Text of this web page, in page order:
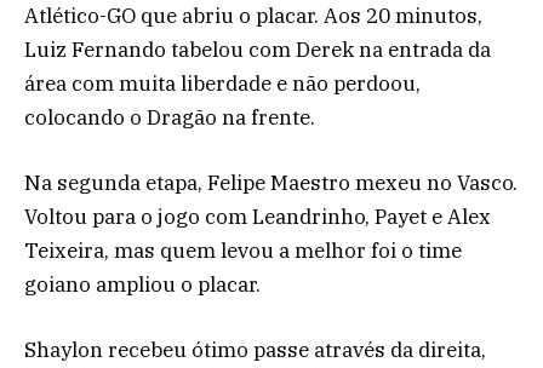
Atlético-GO que abriu o placar. Aos 20 minutos,
Luiz Fernando tabelou com Derek na entrada da
área com muita liberdade e não perdoou,
colocando o Dragão na frente.
Na segunda etapa, Felipe Maestro mexeu no Vasco.
Voltou para o jogo com Leandrinho, Payet e Alex
Teixeira, mas quem levou a melhor foi o time
goiano ampliou o placar.
Shaylon recebeu ótimo passe através da direita,